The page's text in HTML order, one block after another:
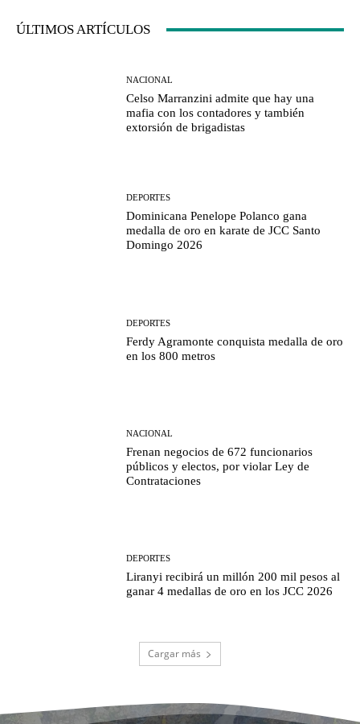
ÚLTIMOS ARTÍCULOS
NACIONAL
Celso Marranzini admite que hay una
mafia con los contadores y también
extorsión de brigadistas
DEPORTES
Dominicana Penelope Polanco gana
medalla de oro en karate de JCC Santo
Domingo 2026
DEPORTES
Ferdy Agramonte conquista medalla de oro
en los 800 metros
NACIONAL
Frenan negocios de 672 funcionarios
públicos y electos, por violar Ley de
Contrataciones
DEPORTES
Liranyi recibirá un millón 200 mil pesos al
ganar 4 medallas de oro en los JCC 2026
Cargar más